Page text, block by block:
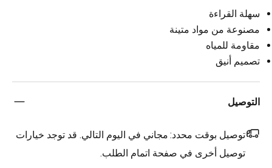
سهلة القراءة
مصنوعة من مواد متينة
مقاومة للمياه
تصميم أنيق
التوصيل
توصيل بوقت محدد: مجاني في اليوم التالي. قد توجد خيارات
توصيل أخرى في صفحة اتمام الطلب.